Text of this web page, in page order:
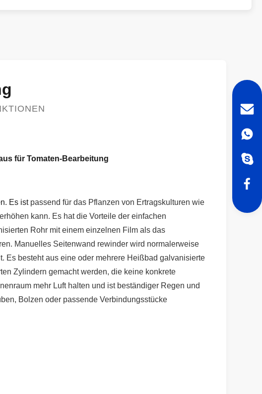
für Tomaten-Bearbeitung
Es ist passend für das Pflanzen von Ertragskulturen wie
kann. Es hat die Vorteile der einfachen
Rohr mit einem einzelnen Film als das
Manuelles Seitenwand rewinder wird normalerweise
Es besteht aus eine oder mehrere Heißbad galvanisierte
Zylindern gemacht werden, die keine konkrete
mehr Luft halten und ist beständiger Regen und
Bolzen oder passende Verbindungsstücke